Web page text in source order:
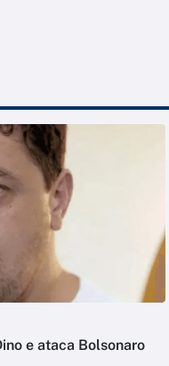
e ataca Bolsonaro